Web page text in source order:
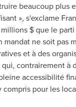
beaucoup plus
», s'exclame
$ que le
mandat ne soit pas
et à des
contrairement à
accessibilité
compris pour les